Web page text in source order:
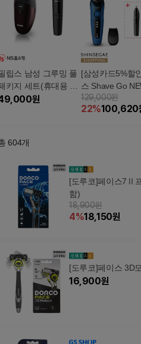
립스 남성 그루밍 풀
키지 세트(휴대용 면
기 PQ206+코털정리
원
[삼성카드5%할
스 Shave Go NEW 500
0 시리즈 면도기
6/17 풀세트 (휴
129,000원
22%100,620
604개
[도루코]페이스7Ⅱ
함)
18,900원
4%18,150원
[도루코]페이스 3D
16,900원